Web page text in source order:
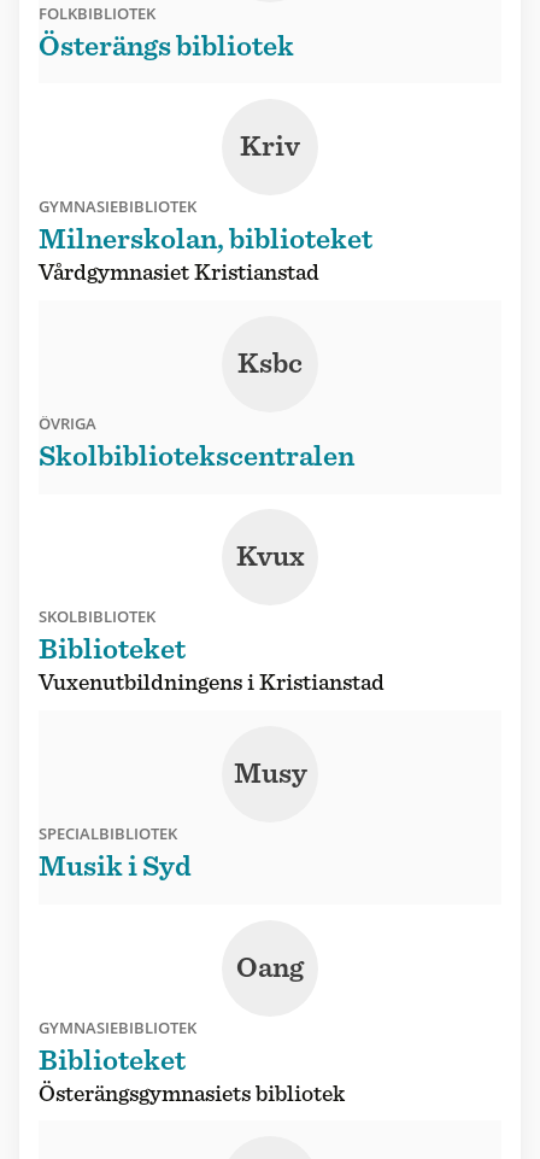
FOLKBIBLIOTEK
Österängs bibliotek
Kriv
GYMNASIEBIBLIOTEK
Milnerskolan, biblioteket
Vårdgymnasiet Kristianstad
Ksbc
ÖVRIGA
Skolbibliotekscentralen
Kvux
SKOLBIBLIOTEK
Biblioteket
Vuxenutbildningens i Kristianstad
Musy
SPECIALBIBLIOTEK
Musik i Syd
Oang
GYMNASIEBIBLIOTEK
Biblioteket
Österängsgymnasiets bibliotek